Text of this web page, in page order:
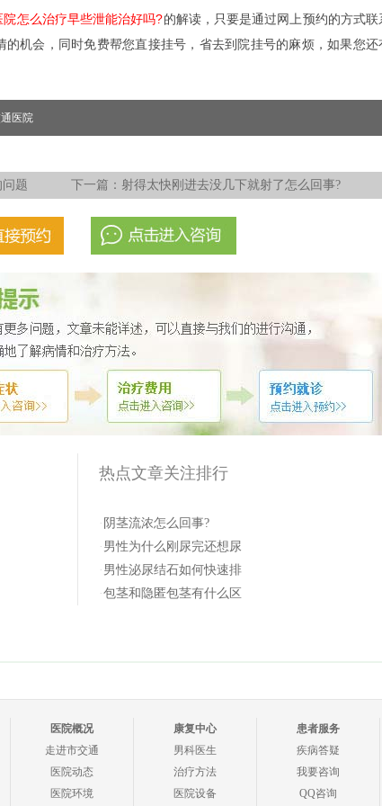
院怎么治疗早些泄能治好吗?的解读，只要是通过网上预约的方式联
机会，同时免费帮您直接挂号，省去到院挂号的麻烦，如果您还
医院
题 下一篇： 射得太快刚进去没几下就射了怎么回事?
热点文章关注排行
· 阴茎流浓怎么回事?
· 男性为什么刚尿完还想尿
· 男性泌尿结石如何快速排
·包茎和隐匿包茎有什么区
医院概况
走进市交通
医院动态
医院环境
康复中心
男科医生
治疗方法
医院设备
患者服务
疾病答疑
我要咨询
QQ咨询